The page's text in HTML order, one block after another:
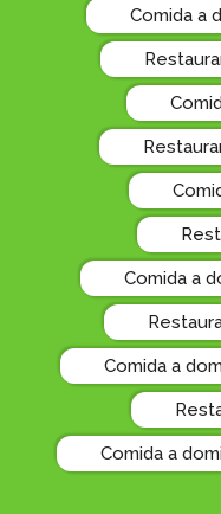
Comida a
Comida a
Comida a
Comida a